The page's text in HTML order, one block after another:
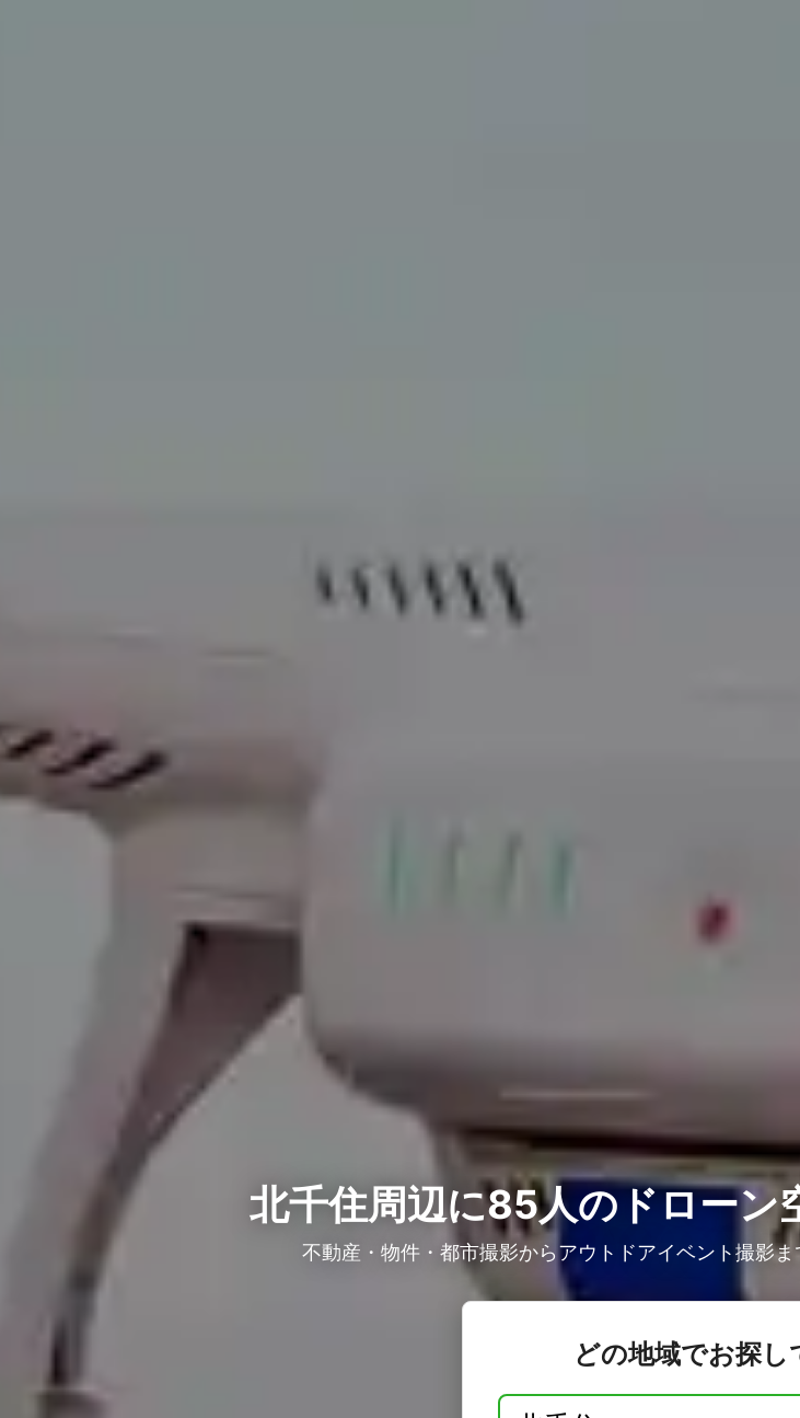
北千住周辺に85人の ドロー
不動産・物件・都市撮影からアウトドアイベント撮影
どの地域でお探し